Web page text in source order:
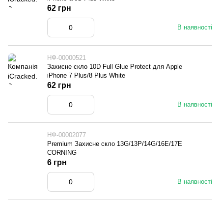
В наявності
62 грн
НФ-00000521
Захисне скло 10D Full Glue Protect для Apple
iPhone 7 Plus/8 Plus White
В наявності
62 грн
НФ-00002077
Premium Захисне скло 13G/13P/14G/16E/17E
CORNING
В наявності
6 грн